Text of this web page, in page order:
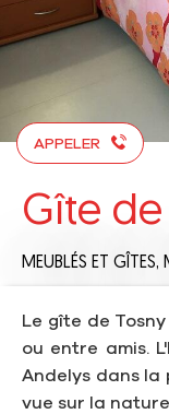
APPELER
Gîte
MEUBLÉS ET GÎTES,
Le gîte de
ou entre amis.
Andelys dans la
vue sur la